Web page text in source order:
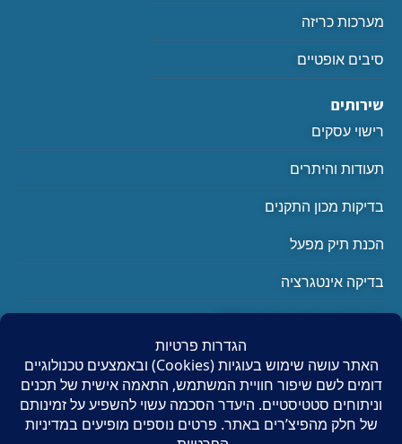
מערכות כריזה
סיבים אופטיים
שירותים
רישוי עסקים
תעודות והיתרים
בדיקות מכון התקנים
הכנת תיק מפעל
בדיקה אינטגרציה
יצירת קשר
0504408595
info@nsnp.co.il